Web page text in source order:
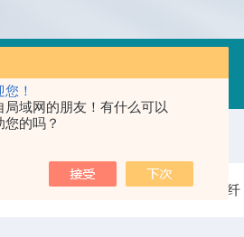
！
局域网的朋友！有什么可以
您的吗？
激光二极管驱动（控制/电源）
光纤/光纤器件/光纤处理 特种光纤